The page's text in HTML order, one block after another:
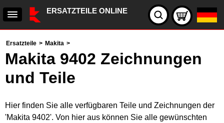
ERSATZTEILE ONLINE
Ersatzteile > Makita >
Makita 9402 Zeichnungen
und Teile
Hier finden Sie alle verfügbaren Teile und Zeichnungen der
'Makita 9402'. Von hier aus können Sie alle gewünschten